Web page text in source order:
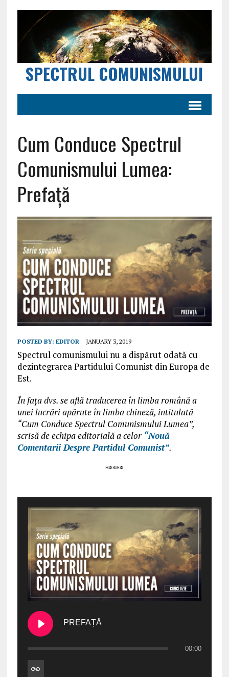
SPECTRUL COMUNISMULUI
Cum Conduce Spectrul
Comunismului Lumea:
Prefață
POSTED BY: EDITOR JANUARY 3, 2019
Spectrul comunismului nu a dispărut odată cu
dezintegrarea Partidului Comunist din Europa de
Est.
În fața dvs. se află traducerea în limba română a
unei lucrări apărute în limba chineză, intitulată
“Cum Conduce Spectrul Comunismului Lumea”,
scrisă de echipa editorială a celor “Nouă
Comentarii Despre Partidul Comunist”.
*****
PREFAȚĂ
00:00